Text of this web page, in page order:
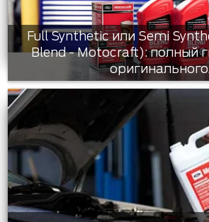
Full Synthetic или Semi
Blend - Motocraft): полный